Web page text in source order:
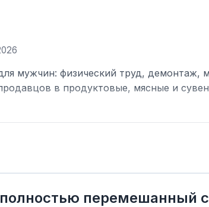
мужчин: физический труд, демонтаж,
в продуктовые, мясные и
перемешанный